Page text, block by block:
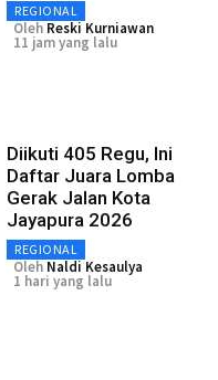
REGIONAL
Oleh Reski Kurniawan
11 jam yang lalu
Diikuti 405 Regu, Ini
Daftar Juara Lomba
Gerak Jalan Kota
Jayapura 2026
REGIONAL
Oleh Naldi Kesaulya
1 hari yang lalu